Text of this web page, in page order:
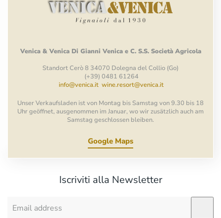
Venica & Venica Di Gianni Venica e C. S.S. Società Agricola
Standort Cerò 8 34070 Dolegna del Collio (Go)
(+39) 0481 61264
info@venica.it wine.resort@venica.it
Unser Verkaufsladen ist von Montag bis Samstag von 9.30 bis 18
Uhr geöffnet, ausgenommen im Januar, wo wir zusätzlich auch am
Samstag geschlossen bleiben.
Google Maps
Iscriviti alla Newsletter